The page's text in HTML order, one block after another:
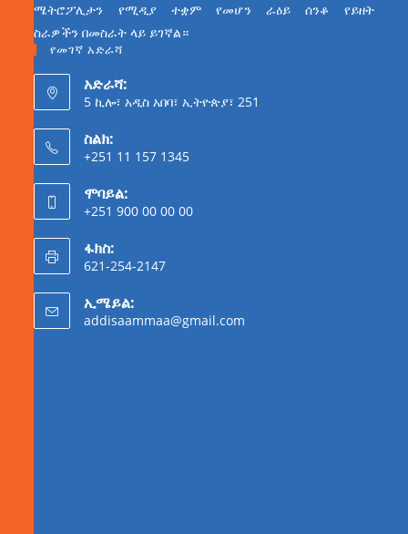
ሜትሮፖሊታን የሚዲያ ተቋም የመሆን ራዕይ ሰንቆ የይዘት
ስራዎችን በመስራት ላይ ይገኛል።
የመገኛ አድራሻ
አድራሻ:
5 ኪሎ፣ አዲስ አበባ፣ ኢትዮጵያ፣ 251
ስልክ:
+251 11 157 1345
ሞባይል:
+251 900 00 00 00
ፋክስ:
621-254-2147
ኢሜይል:
addisaammaa@gmail.com